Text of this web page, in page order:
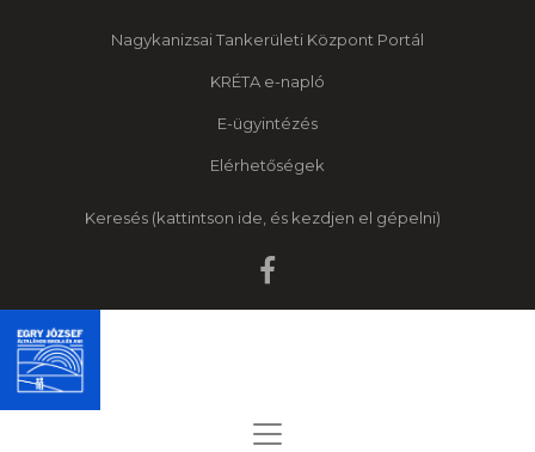
Nagykanizsai Tankerületi Központ Portál
KRÉTA e-napló
E-ügyintézés
Elérhetőségek
Keresés